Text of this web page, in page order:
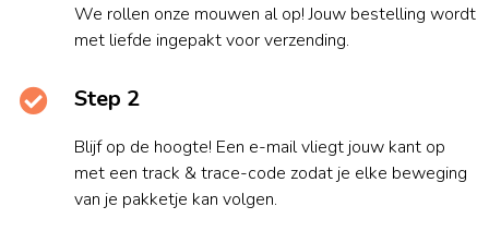
We rollen onze mouwen al op! Jouw bestelling wordt
met liefde ingepakt voor verzending.
Step 2
Blijf op de hoogte! Een e-mail vliegt jouw kant op
met een track & trace-code zodat je elke beweging
van je pakketje kan volgen.